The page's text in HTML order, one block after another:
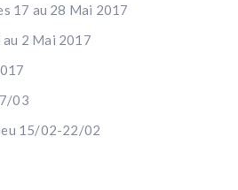
17 au 28 Mai 2017
2 Mai 2017
03
15/02-22/02